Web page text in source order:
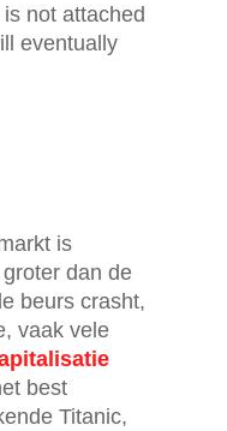
not attached
eventually
is
dan de
beurs crasht,
vaak vele
best
Titanic,